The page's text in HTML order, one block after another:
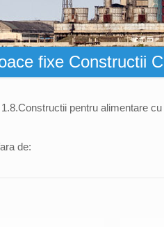
fixe Constructii
pentru alimentare
de: